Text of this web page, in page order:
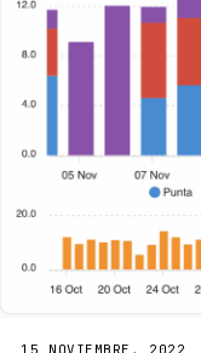
15 NOVIEMBRE, 2022